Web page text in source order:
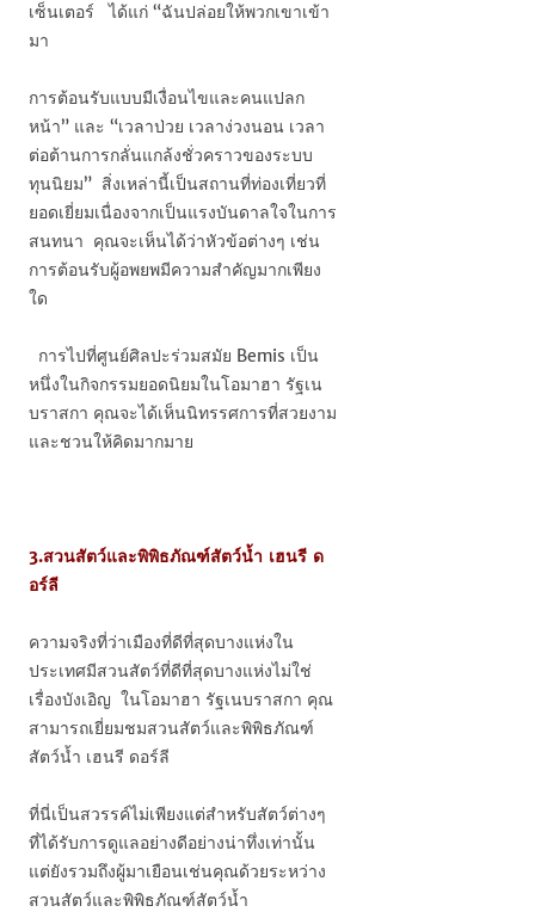
เซ็นเตอร์ ได้แก่ “ฉันปล่อยให้พวกเขาเข้า
มา
การต้อนรับแบบมีเงื่อนไขและคนแปลก
หน้า” และ “เวลาป่วย เวลาง่วงนอน เวลา
ต่อต้านการกลั่นแกล้งชั่วคราวของระบบ
ทุนนิยม” สิ่งเหล่านี้เป็นสถานที่ท่องเที่ยวที่
ยอดเยี่ยมเนื่องจากเป็นแรงบันดาลใจในการ
สนทนา คุณจะเห็นได้ว่าหัวข้อต่างๆ เช่น
การต้อนรับผู้อพยพมีความสำคัญมากเพียง
ใด
การไปที่ศูนย์ศิลปะร่วมสมัย Bemis เป็น
หนึ่งในกิจกรรมยอดนิยมในโอมาฮา รัฐเน
บราสกา คุณจะได้เห็นนิทรรศการที่สวยงาม
และชวนให้คิดมากมาย
3.สวนสัตว์และพิพิธภัณฑ์สัตว์น้ำ เฮนรี ด
อร์ลี
ความจริงที่ว่าเมืองที่ดีที่สุดบางแห่งใน
ประเทศมีสวนสัตว์ที่ดีที่สุดบางแห่งไม่ใช่
เรื่องบังเอิญ ในโอมาฮา รัฐเนบราสกา คุณ
สามารถเยี่ยมชมสวนสัตว์และพิพิธภัณฑ์
สัตว์น้ำ เฮนรี ดอร์ลี
ที่นี่เป็นสวรรค์ไม่เพียงแต่สำหรับสัตว์ต่างๆ
ที่ได้รับการดูแลอย่างดีอย่างน่าทึ่งเท่านั้น
แต่ยังรวมถึงผู้มาเยือนเช่นคุณด้วยระหว่าง
สวนสัตว์และพิพิธภัณฑ์สัตว์น้ำ